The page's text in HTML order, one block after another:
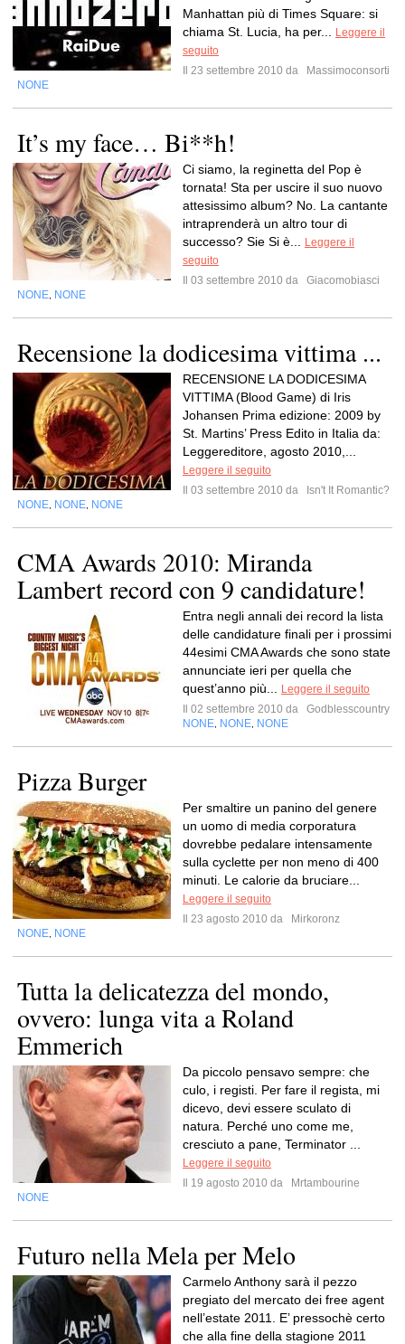
Manhattan più di Times Square: si
chiama St. Lucia, ha per...
Leggere il
seguito
Il 23 settembre 2010 da
Massimoconsorti
NONE
It’s my face… Bi**h!
Ci siamo, la reginetta del Pop è
tornata! Sta per uscire il suo nuovo
attesissimo album? No. La cantante
intraprenderà un altro tour di
successo? Sie Si è...
Leggere il
seguito
Il 03 settembre 2010 da
Giacomobiasci
NONE NONE
Recensione la dodicesima vittima ...
RECENSIONE LA DODICESIMA
VITTIMA (Blood Game) di Iris
Johansen Prima edizione: 2009 by
St. Martins’ Press Edito in Italia da:
Leggereditore, agosto 2010,...
Leggere il seguito
Il 03 settembre 2010 da
Isn't It Romantic?
NONE NONE NONE
CMA Awards 2010: Miranda
Lambert record con 9 candidature!
Entra negli annali dei record la lista
delle candidature finali per i prossimi
44esimi CMA Awards che sono state
annunciate ieri per quella che
quest’anno più...
Leggere il seguito
Il 02 settembre 2010 da
Godblesscountry
NONE NONE NONE
Pizza Burger
Per smaltire un panino del genere
un uomo di media corporatura
dovrebbe pedalare intensamente
sulla cyclette per non meno di 400
minuti. Le calorie da bruciare...
Leggere il seguito
Il 23 agosto 2010 da
Mirkoronz
NONE NONE
Tutta la delicatezza del mondo,
ovvero: lunga vita a Roland
Emmerich
Da piccolo pensavo sempre: che
culo, i registi. Per fare il regista, mi
dicevo, devi essere sculato di
natura. Perché uno come me,
cresciuto a pane, Terminator ...
Leggere il seguito
Il 19 agosto 2010 da
Mrtambourine
NONE
Futuro nella Mela per Melo
Carmelo Anthony sarà il pezzo
pregiato del mercato dei free agent
nell’estate 2011. E’ pressochè certo
che alla fine della stagione 2011